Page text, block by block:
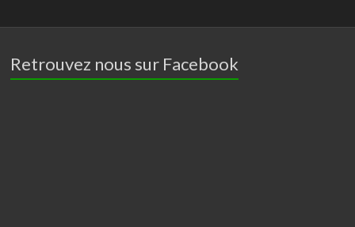
Hamiform
Retrouvez nous sur Facebook